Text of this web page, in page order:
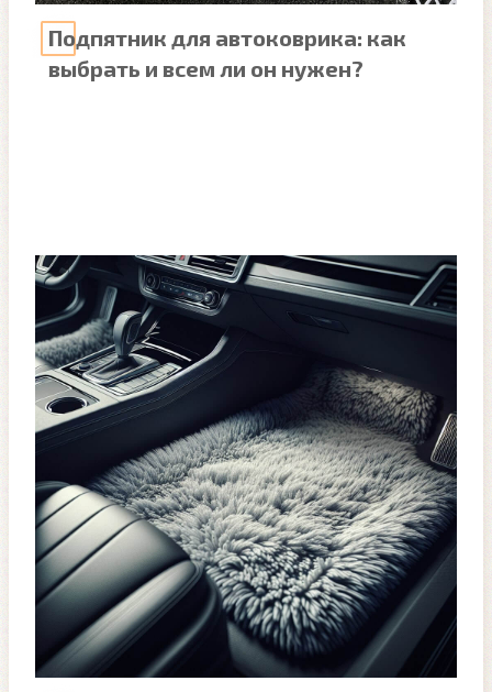
Подпятник для автоковрика: как
выбрать и всем ли он нужен?